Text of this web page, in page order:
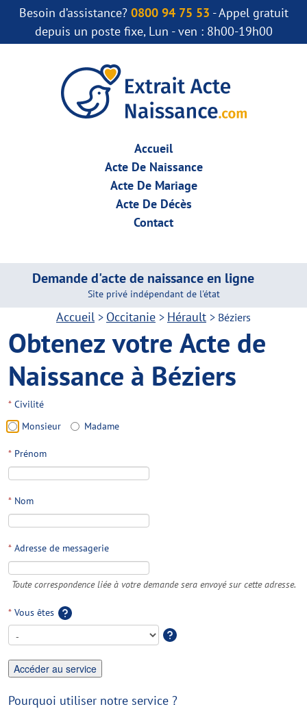
Besoin d’assistance? 0800 94 75 53 - Appel gratuit
depuis un poste fixe, Lun - ven : 8h00-19h00
Accueil
Acte De Naissance
Acte De Mariage
Acte De Décès
Contact
Demande d'acte de naissance en ligne
Site privé indépendant de l'état
Accueil > Occitanie > Hérault > Béziers
Obtenez votre Acte de
Naissance à Béziers
* Civilité
Monsieur
Madame
* Prénom
* Nom
* Adresse de messagerie
Toute correspondence liée à votre demande sera envoyé sur cette adresse.
* Vous êtes
Pourquoi utiliser notre service ?